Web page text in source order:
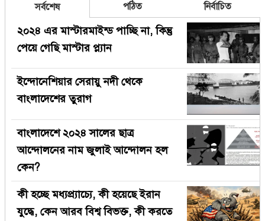
সর্বশেষ পঠিত নির্বাচিত
২০২৪ এর মাস্টারমাইন্ড পাচ্ছি না, কিন্তু
পেয়ে গেছি মাস্টার প্ল্যান
ইন্দোনেশিয়ার সেরায়ু নদী থেকে
বাংলাদেশের তুরাগ
বাংলাদেশে ২০২৪ সালের ছাত্র
আন্দোলনের নাম জুলাই আন্দোলন হল
কেন?
কী হচ্ছে মধ্যপ্র্যাচ্যে, কী হয়েছে ইরান
যুদ্ধে, কেন আরব বিশ্ব বিভক্ত, কী করতে